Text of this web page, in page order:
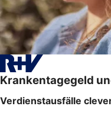
Krankentagegeld
Verdienstausfälle